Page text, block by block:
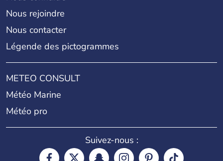
Nous rejoindre
Nous contacter
Légende des pictogrammes
METEO CONSULT
Météo Marine
Météo pro
Suivez-nous :